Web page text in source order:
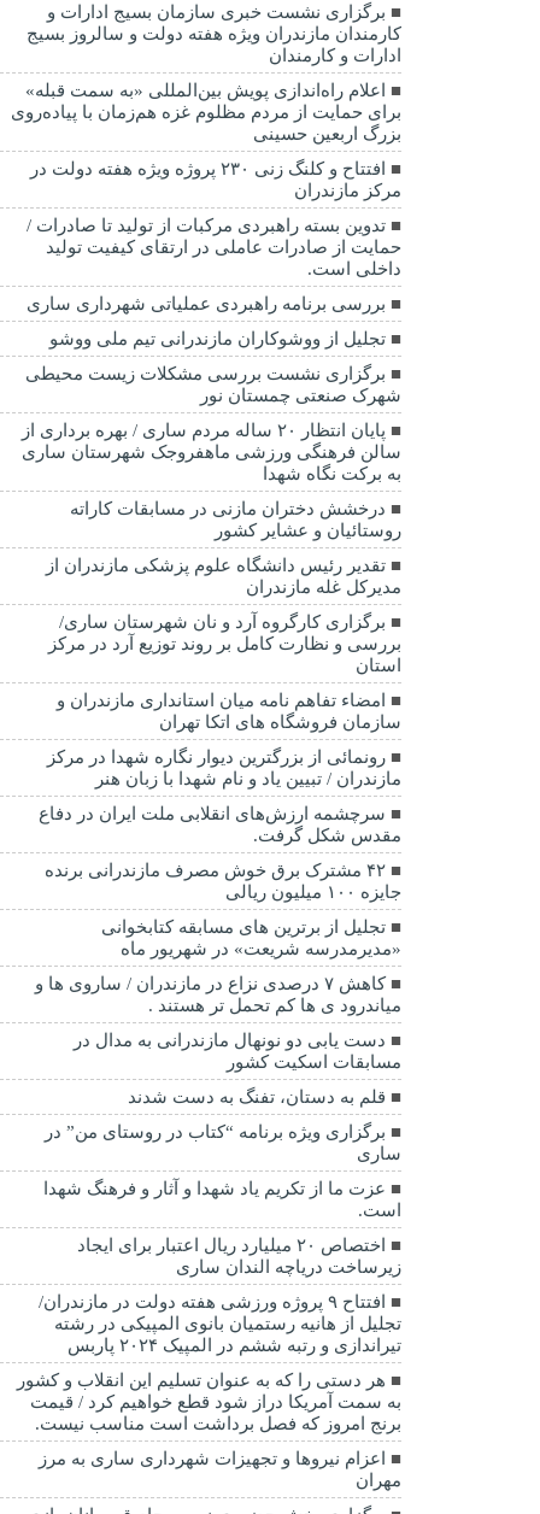
برگزاری نشست خبری سازمان بسیج ادارات و
کارمندان مازندران ویژه هفته دولت و سالروز بسیج
ادارات و کارمندان
اعلام راه‌اندازی پویش بین‌المللی «به سمت قبله»
برای حمایت از مردم مظلوم غزه هم‌زمان با پیاده‌روی
بزرگ اربعین حسینی
افتتاح و کلنگ زنی ۲۳۰ پروژه ویژه هفته دولت در
مرکز مازندران
تدوین بسته راهبردی مرکبات از تولید تا صادرات /
حمایت از صادرات عاملی در ارتقای کیفیت تولید
داخلی است.
بررسی برنامه راهبردی عملیاتی شهرداری ساری
تجلیل از ووشوکاران مازندرانی تیم ملی ووشو
برگزاری نشست بررسی مشکلات زیست محیطی
شهرک صنعتی چمستان نور
پایان انتظار ۲۰ ساله مردم ساری / بهره برداری از
سالن فرهنگی ورزشی ماهفروجک شهرستان ساری
به برکت نگاه شهدا
درخشش دختران مازنی در مسابقات کاراته
روستائیان و عشایر کشور
تقدیر رئیس دانشگاه علوم پزشکی مازندران از
مدیرکل غله مازندران
برگزاری کارگروه آرد و نان شهرستان ساری/
بررسی و نظارت کامل بر روند توزیع آرد در مرکز
استان
امضاء تفاهم نامه میان استانداری مازندران و
سازمان فروشگاه های اتکا تهران
رونمائی از بزرگترین دیوار نگاره شهدا در مرکز
مازندران / تبیین یاد و نام شهدا با زبان هنر
سرچشمه ارزش‌های انقلابی ملت ایران در دفاع
مقدس شکل گرفت.
۴۲ مشترک برق خوش مصرف مازندرانی برنده
جایزه ۱۰۰ میلیون ریالی
تجلیل از برترین های مسابقه کتابخوانی
«مدیرمدرسه شریعت» در شهریور ماه
کاهش ۷ درصدی نزاع در مازندران / ساروی ها و
میاندرود ی ها کم تحمل تر هستند‌ .
دست یابی دو نونهال مازندرانی به مدال در
مسابقات اسکیت کشور
قلم به دستان، تفنگ به دست شدند
برگزاری ویژه برنامه “کتاب در روستای من” در
ساری
عزت ما از تکریم یاد شهدا و آثار و فرهنگ شهدا
است.
اختصاص ۲۰ میلیارد ریال اعتبار برای ایجاد
زیرساخت دریاچه الندان ساری
افتتاح ۹ پروژه ورزشی هفته دولت در مازندران/
تجلیل از هانیه رستمیان بانوی المپیکی در رشته
تیراندازی و رتبه ششم در المپیک ۲۰۲۴ پاربس
هر دستی را که به عنوان تسلیم این انقلاب و کشور
به سمت آمريکا دراز شود قطع خواهیم کرد / قیمت
برنج امروز که فصل برداشت است مناسب نیست.
اعزام نیروها و تجهیزات شهرداری ساری به مرز
مهران